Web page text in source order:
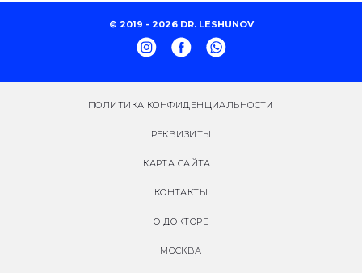
© 2019 - 2026 DR. LESHUNOV
ПОЛИТИКА КОНФИДЕНЦИАЛЬНОСТИ
РЕКВИЗИТЫ
КАРТА САЙТА
КОНТАКТЫ
О ДОКТОРЕ
МОСКВА